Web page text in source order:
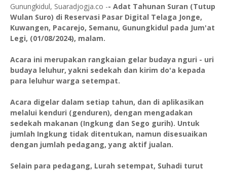
Gunungkidul, Suaradjogja.co -- Adat Tahunan Suran (Tutup
Wulan Suro) di Reservasi Pasar Digital Telaga Jonge,
Kuwangen, Pacarejo, Semanu, Gunungkidul pada Jum'at
Legi, (01/08/2024), malam.
Acara ini merupakan rangkaian gelar budaya nguri - uri
budaya leluhur, yakni sedekah dan kirim do'a kepada
para leluhur warga setempat.
Acara digelar dalam setiap tahun, dan di aplikasikan
melalui kenduri (genduren), dengan mengadakan
sedekah makanan (Ingkung dan Sego gurih). Untuk
jumlah Ingkung tidak ditentukan, namun disesuaikan
dengan jumlah pedagang, yang aktif jualan.
Selain para pedagang, Lurah setempat, Suhadi turut